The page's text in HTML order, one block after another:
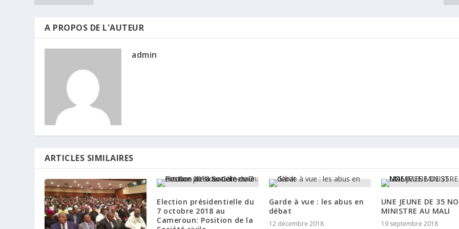
A PROPOS DE L'AUTEUR
admin
ARTICLES SIMILAIRES
Election présidentielle du
7 octobre 2018 au
Cameroun: Position de la
Garde à vue : les abus en
débat
12 décembre 2018
UNE JEUNE DE 35
MINISTRE AU MALI
19 septembre 2018